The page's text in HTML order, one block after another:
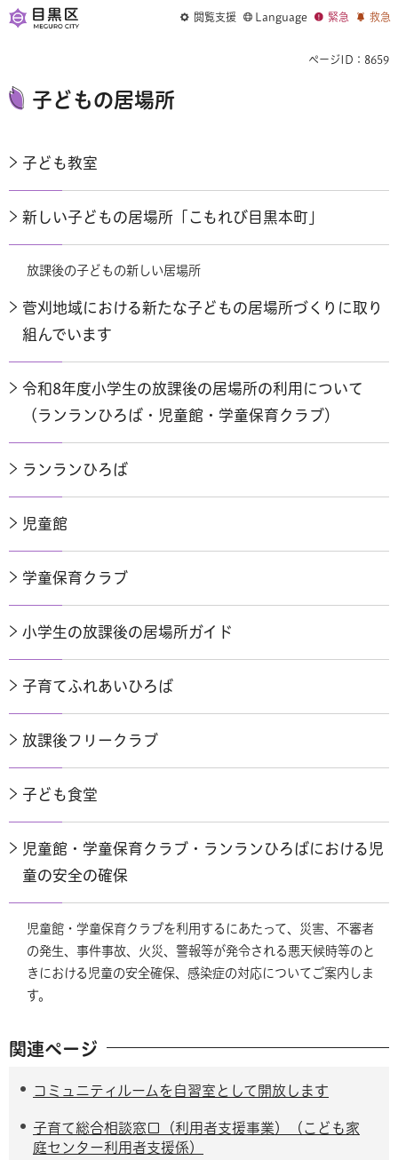
閲覧支援 Language 緊急 救急
ページID：8659
子どもの居場所
子ども教室
新しい子どもの居場所「こもれび目黒本町」
放課後の子どもの新しい居場所
菅刈地域における新たな子どもの居場所づくりに取り
組んでいます
令和8年度小学生の放課後の居場所の利用について
（ランランひろば・児童館・学童保育クラブ）
ランランひろば
児童館
学童保育クラブ
小学生の放課後の居場所ガイド
子育てふれあいひろば
放課後フリークラブ
子ども食堂
児童館・学童保育クラブ・ランランひろばにおける児
童の安全の確保
児童館・学童保育クラブを利用するにあたって、災害、不審者
の発生、事件事故、火災、警報等が発令される悪天候時等のと
きにおける児童の安全確保、感染症の対応についてご案内しま
す。
関連ページ
コミュニティルームを自習室として開放します
子育て総合相談窓口（利用者支援事業）（こども家
庭センター利用者支援係）